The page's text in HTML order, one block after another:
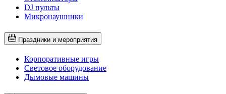
DJ пульты
Микронаушники
Праздники и мероприятия
Корпоративные игры
Световое оборудование
Дымовые машины